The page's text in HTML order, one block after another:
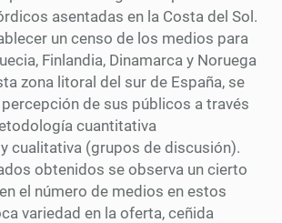
asentadas en la Costa del Sol.
un censo de los medios para
Finlandia, Dinamarca y Noruega
zona litoral del sur de España, se
de sus públicos a través
cuantitativa
cualitativa (grupos de discusión).
obtenidos se observa un cierto
el número de medios en estos
variedad en la oferta, ceñida